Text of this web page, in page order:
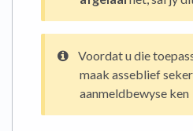
Voordat u die
maak asseblief
aanmeldbewyse ken